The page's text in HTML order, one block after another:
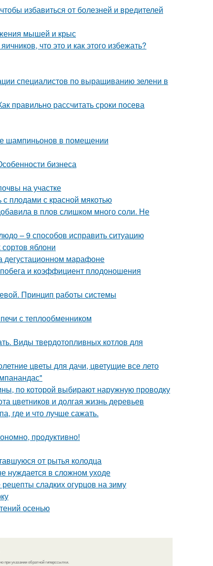
избавиться от болезней и вредителей
мышей и крыс
что это и как этого избежать?
специалистов по выращиванию зелени в
правильно рассчитать сроки посева
шампиньонов в помещении
бизнеса
на участке
плодами с красной мякотью
в плов слишком много соли. Не
– 9 способов исправить ситуацию
яблони
дегустационном марафоне
и коэффициент плодоношения
Принцип работы системы
с теплообменником
Виды твердотопливных котлов для
цветы для дачи, цветущие все лето
по которой выбирают наружную проводку
цветников и долгая жизнь деревьев
где и что лучше сажать.
продуктивно!
от рытья колодца
нуждается в сложном уходе
сладких огурцов на зиму
осенью
при указании обратной гиперссылки.